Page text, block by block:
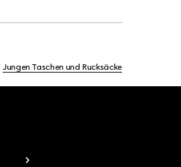
Jungen Taschen und Rucksäcke